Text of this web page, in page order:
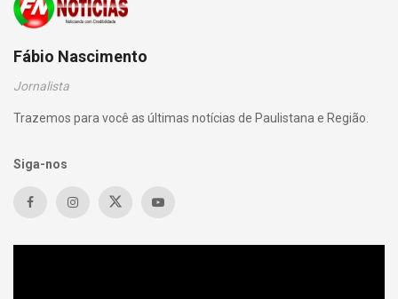
Fábio Nascimento
Jornalista
Trazemos para você as últimas notícias de Paulistana e Região.
Siga-nos